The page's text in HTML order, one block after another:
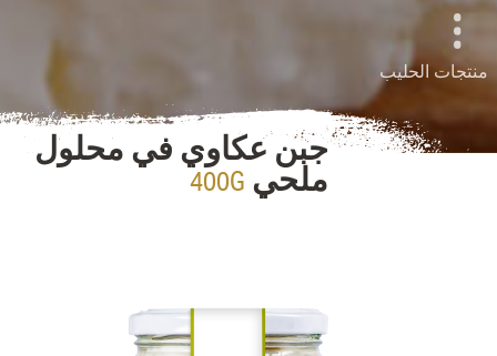
منتجات الحليب
جبن عكاوي في محلول
ملحي 400G